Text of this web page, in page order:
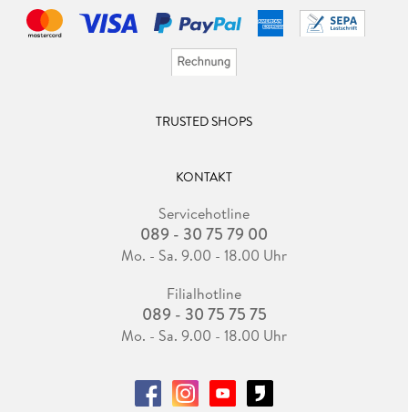
TRUSTED SHOPS
KONTAKT
Servicehotline
089 - 30 75 79 00
Mo. - Sa. 9.00 - 18.00 Uhr
Filialhotline
089 - 30 75 75 75
Mo. - Sa. 9.00 - 18.00 Uhr